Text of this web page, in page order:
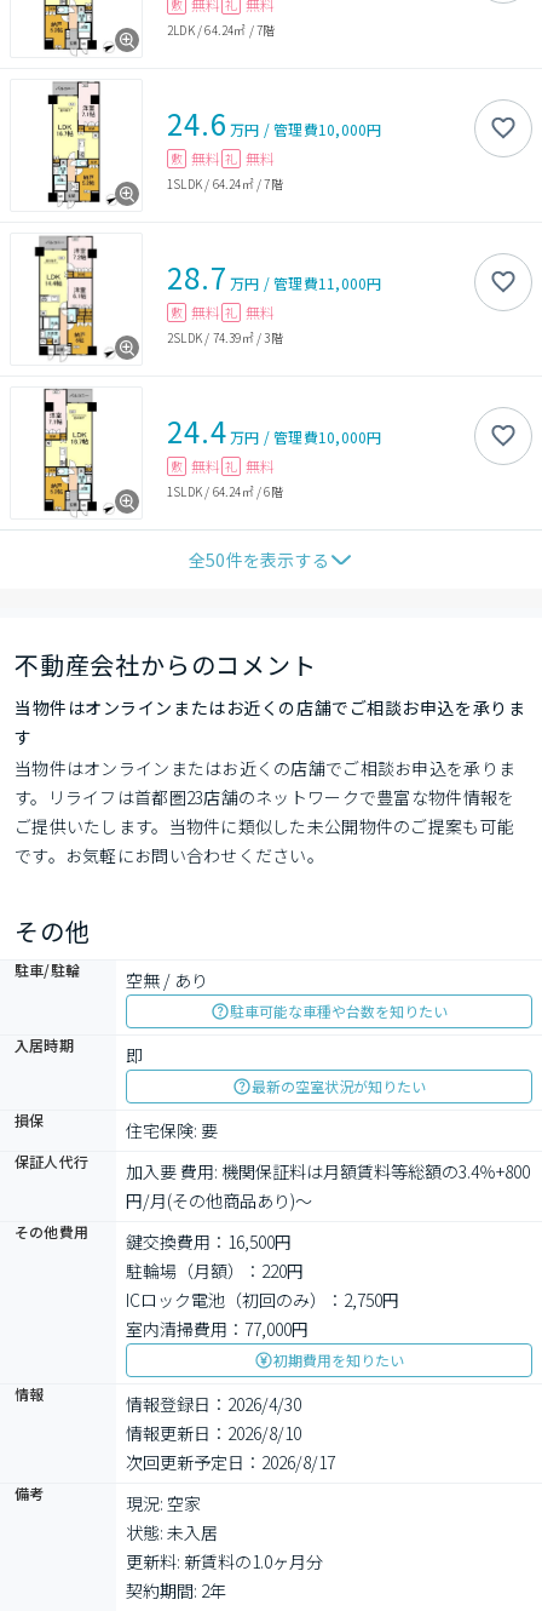
敷 礼
2LDK/64.24㎡ /7階
24.6 万円 /管理費10,000円
敷 無料 礼 無料
1SLDK / 64.24㎡/7階
28.7 万円 /管理費11,000円
敷 無料 礼 無料
2SLDK / 74.39㎡/3階
24.4万円 /管理費10,000円
敷 無料 礼 無料
1SLDK / 64.24㎡/6階
全50件を表示する
不動産会社からのコメント
当物件はオンラインまたはお近くの店舗でご相談お申込を承りま
す
当物件はオンラインまたはお近くの店舗でご相談お申込を承りま
す。リライフは首都圏23店舗のネットワークで豊富な物件情報を
ご提供いたします。当物件に類似した未公開物件のご提案も可能
です。お気軽にお問い合わせください。
その他
駐車/駐輪 空無 / あり
駐車可能な車種や台数を知りたい
入居時期
即
最新の空室状況が知りたい
損保
住宅保険: 要
保証人代行
加入要 費用: 機関保証料は月額賃料等総額の3.4％+800
円/月(その他商品あり)～
その他費用
鍵交換費用：16,500円
駐輪場（月額）：220円
ICロック電池（初回のみ）：2,750円
室内清掃費用：77,000円
初期費用を知りたい
情報
情報登録日：2026/4/30
情報更新日：2026/8/10
次回更新予定日：2026/8/17
備考
現況: 空家
状態: 未入居
更新料: 新賃料の1.0ヶ月分
契約期間: 2年